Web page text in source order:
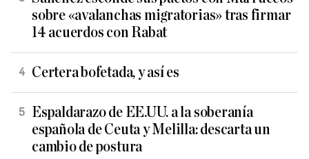
sobre «avalanchas migratorias» tras firmar
14 acuerdos con Rabat
Certera bofetada, y así es
Espaldarazo de EE.UU. a la soberanía
española de Ceuta y Melilla: descarta un
cambio de postura